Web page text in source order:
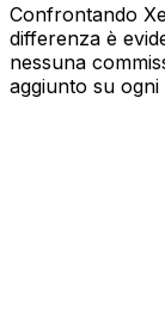
Confrontando
differenza è
nessuna
aggiunto su